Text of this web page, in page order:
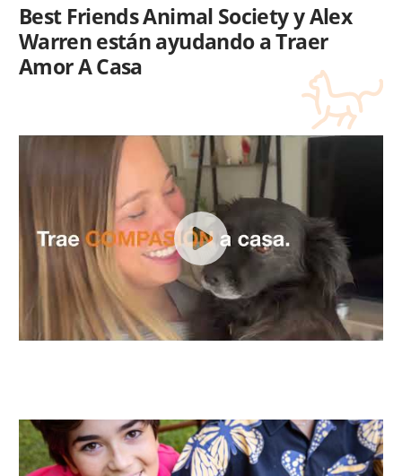
Best Friends Animal Society y Alex
Warren están ayudando a Traer
Amor A Casa